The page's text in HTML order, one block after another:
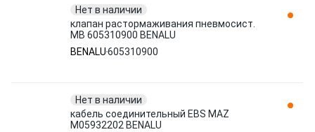
Нет в наличии
клапан растормаживания пневмосист.
MB 605310900 BENALU
BENALU605310900
Нет в наличии
кабель соединительный EBS MAZ
M05932202 BENALU